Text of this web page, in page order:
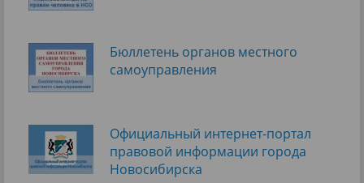
Бюллетень органов местного
самоуправления
Официальный интернет-портал
правовой информации города
Новосибирска